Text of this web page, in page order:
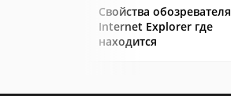
Свойства обозревателя
Internet Explorer где
находится